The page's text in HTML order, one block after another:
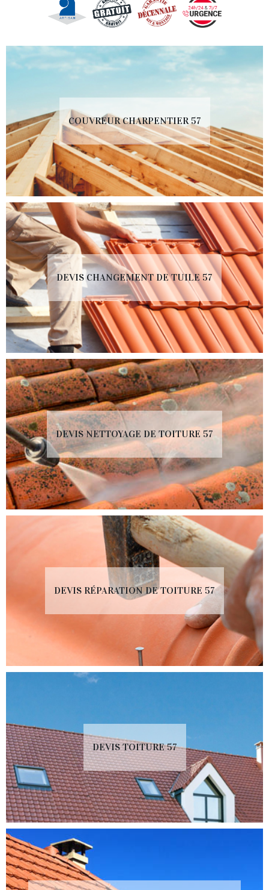
COUVREUR CHARPENTIER 57
DEVIS CHANGEMENT DE TUILE 57
DEVIS NETTOYAGE DE TOITURE 57
DEVIS RÉPARATION DE TOITURE 57
DEVIS TOITURE 57